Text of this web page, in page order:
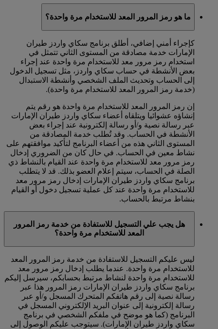
ما هو رمز المرور المعد للاستخدام مرة واحدة؟
كإجراء أمني إضافي، أطلق برنامج سكاي واردز طيران
الإمارات خدمة مصادقة من المستوى الثاني تتمثل في
استخدام رمز مرور معد للاستخدام مرة واحدة عند إجراء
بعض الأنشطة في حساب سكاي واردز، مثل تسجيل الدخول
إلى الحساب وتحديث الملف الشخصي وأنشطة الاستبدال
(خدمة رمز المرور المعد للاستخدام مرة واحدة).
إن رمز المرور المعد للاستخدام مرة واحدة هو رقم يتم
إنشاؤه عشوائيا ويتلقاه أعضاء سكاي واردز طيران الإمارات
عبر رسالة نصية و/أو رسالة إلكترونية عند إجراء بعض
الأنشطة في الحساب. وقد تُطلب خدمة المصادقة من
المستوى الثاني هذه من أعضاء البرنامج لتأكيد موافقتهم على
نشاط معين في الحساب. في حال كان من الضروري إدخال
رمز مرور معد للاستخدام مرة واحدة عند القيام بالنشاط ذي
الصلة في الحساب، سيتم إعلام العضو بذلك. قد لا يتطلب
برنامج سكاي واردز طيران الإمارات إدخال رمز مرور معد
للاستخدام مرة واحدة عند كل عملية تسجيل دخول أو القيام
بنشاط مرتبط بالحساب.
هل يجب علي التسجيل للاستفادة من خدمة رمز المرور
المعد للاستخدام مرة واحدة؟
ليس عليكم التسجيل للاستفادة من خدمة رمز المرور المعد
للاستخدام مرة واحدة. عندما يطلب إدخال رمز مرور معد
للاستخدام مرة واحدة لنشاط مرتبط بحسابكم، سيرسل إليكم
برنامج سكاي واردز طيران الإمارات رمز المرور هذا عبر
رسالة نصية إلى رقم هاتفكم المتحرك المسجل و/أو عبر
رسالة إلكترونية إلى عنوان البريد الإلكتروني المسجل في
البرنامج (كما هو موضح في ملفكم الشخصي في برنامج
سكاي واردز طيران الإمارات). سيتوجب عليكم الوصول إلى